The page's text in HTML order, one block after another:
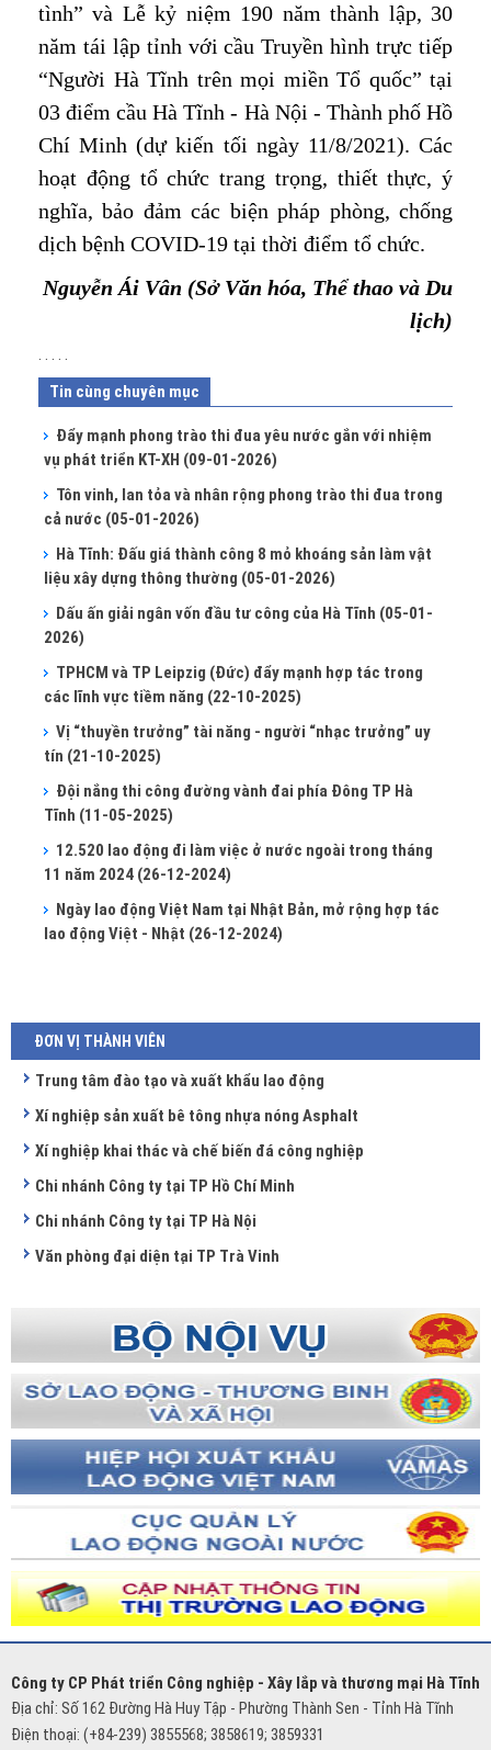
tình” và Lễ kỷ niệm 190 năm thành lập, 30
năm tái lập tỉnh với cầu Truyền hình trực tiếp
“Người Hà Tĩnh trên mọi miền Tổ quốc” tại
03 điểm cầu Hà Tĩnh - Hà Nội - Thành phố Hồ
Chí Minh (dự kiến tối ngày 11/8/2021). Các
hoạt động tổ chức trang trọng, thiết thực, ý
nghĩa, bảo đảm các biện pháp phòng, chống
dịch bệnh COVID-19 tại thời điểm tổ chức.
Nguyễn Ái Vân (Sở Văn hóa, Thể thao và Du
lịch)
. . . . .
Tin cùng chuyên mục
Đẩy mạnh phong trào thi đua yêu nước gắn với nhiệm
vụ phát triển KT-XH (09-01-2026)
Tôn vinh, lan tỏa và nhân rộng phong trào thi đua trong
cả nước (05-01-2026)
Hà Tĩnh: Đấu giá thành công 8 mỏ khoáng sản làm vật
liệu xây dựng thông thường (05-01-2026)
Dấu ấn giải ngân vốn đầu tư công của Hà Tĩnh (05-01-
2026)
TPHCM và TP Leipzig (Đức) đẩy mạnh hợp tác trong
các lĩnh vực tiềm năng (22-10-2025)
Vị “thuyền trưởng” tài năng - người “nhạc trưởng” uy
tín (21-10-2025)
Đội nắng thi công đường vành đai phía Đông TP Hà
Tĩnh (11-05-2025)
12.520 lao động đi làm việc ở nước ngoài trong tháng
11 năm 2024 (26-12-2024)
Ngày lao động Việt Nam tại Nhật Bản, mở rộng hợp tác
lao động Việt - Nhật (26-12-2024)
ĐƠN VỊ THÀNH VIÊN
Trung tâm đào tạo và xuất khẩu lao động
Xí nghiệp sản xuất bê tông nhựa nóng Asphalt
Xí nghiệp khai thác và chế biến đá công nghiệp
Chi nhánh Công ty tại TP Hồ Chí Minh
Chi nhánh Công ty tại TP Hà Nội
Văn phòng đại diện tại TP Trà Vinh
Công ty CP Phát triển Công nghiệp - Xây lắp và thương mại Hà Tĩnh
Địa chỉ: Số 162 Đường Hà Huy Tập - Phường Thành Sen - Tỉnh Hà Tĩnh
Điện thoại: (+84-239) 3855568; 3858619; 3859331